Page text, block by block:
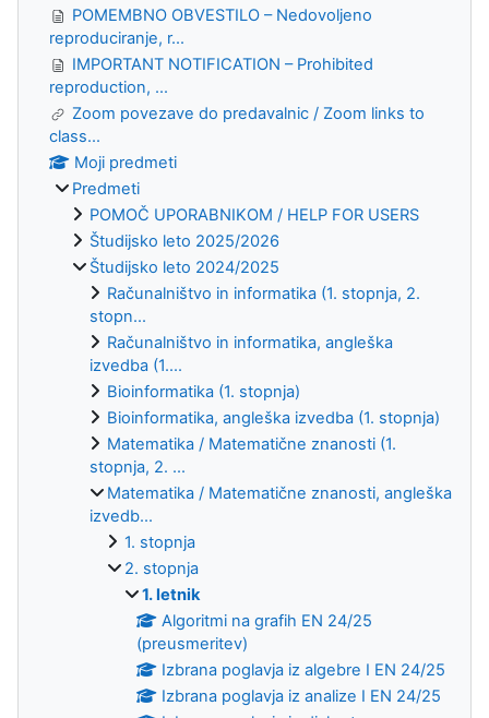
POMEMBNO OBVESTILO – Nedovoljeno
reproduciranje, r...
IMPORTANT NOTIFICATION – Prohibited
reproduction, ...
Zoom povezave do predavalnic / Zoom links to
class...
Moji predmeti
Predmeti
POMOČ UPORABNIKOM / HELP FOR USERS
Študijsko leto 2025/2026
Študijsko leto 2024/2025
Računalništvo in informatika (1. stopnja, 2.
stopn...
Računalništvo in informatika, angleška
izvedba (1....
Bioinformatika (1. stopnja)
Bioinformatika, angleška izvedba (1. stopnja)
Matematika / Matematične znanosti (1.
stopnja, 2. ...
Matematika / Matematične znanosti, angleška
izvedb...
1. stopnja
2. stopnja
1. letnik
Algoritmi na grafih EN 24/25
(preusmeritev)
Izbrana poglavja iz algebre I EN 24/25
Izbrana poglavja iz analize I EN 24/25